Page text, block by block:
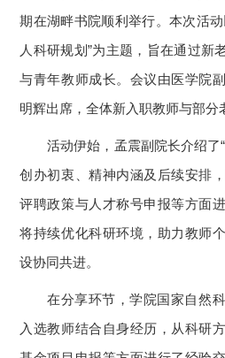
期在湖畔书院顺利举行。本次活
人科研规划”为主题，旨在通过新
与青年教师成长。会议由医学院
明辉出席，全体新入职教师与部分
活动伊始，孟震副院长介绍了
创办初衷、精神内涵及后续安排
评聘政策与人才称号申报等方面
将持续优化科研环境，助力教师
设协同共进。
在分享环节，学院国家自然
入选教师结合自身经历，从科研